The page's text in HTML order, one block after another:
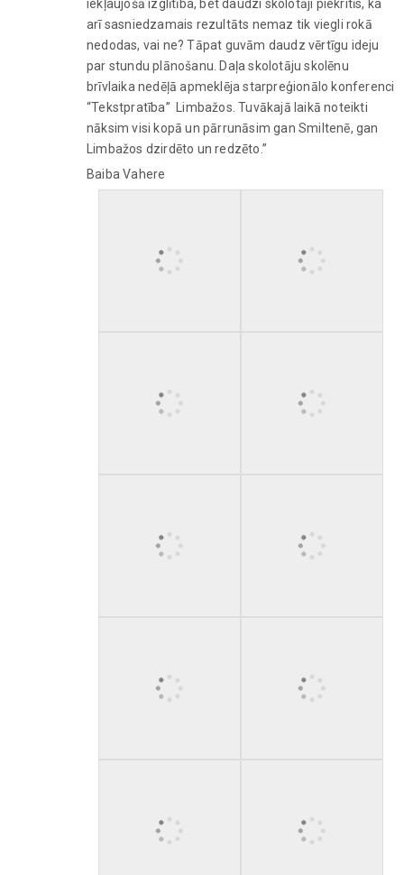
iekļaujošā izglītība, bet daudzi skolotāji piekritīs, ka
arī sasniedzamais rezultāts nemaz tik viegli rokā
nedodas, vai ne? Tāpat guvām daudz vērtīgu ideju
par stundu plānošanu. Daļa skolotāju skolēnu
brīvlaika nedēļā apmeklēja starpreģionālo konferenci
“Tekstpratība” Limbažos. Tuvākajā laikā noteikti
nāksim visi kopā un pārrunāsim gan Smiltenē, gan
Limbažos dzirdēto un redzēto.”
Baiba Vahere